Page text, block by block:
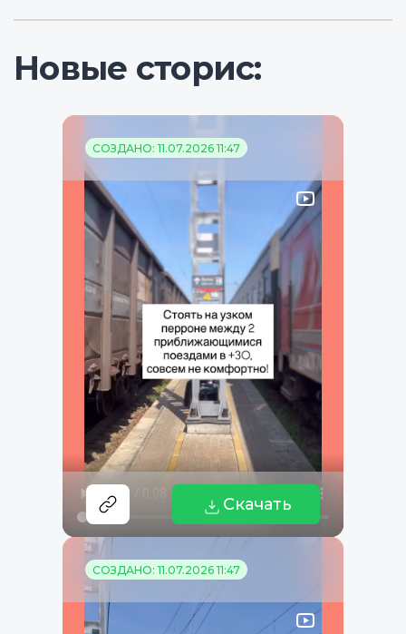
Новые сторис:
СОЗДАНО: 11.07.2026 11:47
Скачать
СОЗДАНО: 11.07.2026 11:47